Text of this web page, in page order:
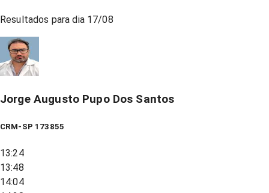
Resultados para dia 17/08
Jorge Augusto Pupo Dos Santos
CRM-SP 173855
13:24
13:48
14:04